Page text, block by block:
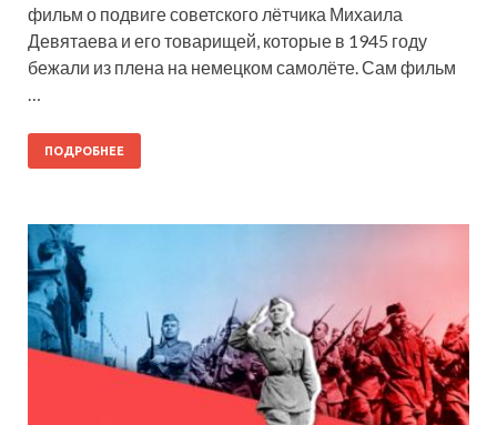
фильм о подвиге советского лётчика Михаила
Девятаева и его товарищей, которые в 1945 году
бежали из плена на немецком самолёте. Сам фильм
…
ПОДРОБНЕЕ